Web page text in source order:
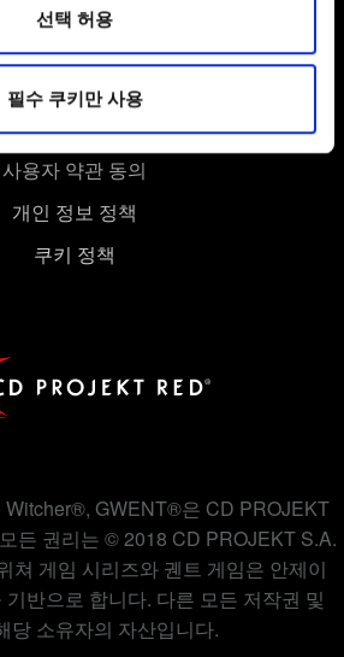
사용됩니다. 예를 들어, 소셜
와 소통할 경우, 사용자의 선호도를
일부를 저희 파트너와 공유할 수도
선택적으로 쿠키를 사용할
의를 구할 것입니다.
인할 수 있습니다.
선택 허용
필수 쿠키만 사용
사용자 약관 동의
개인 정보 정책
쿠키 정책
GWENT®은 CD PROJEKT
든 권리는 © 2018 CD PROJEKT S.A.
쳐 게임 시리즈와 궨트 게임은 안제이
반으로 합니다. 다른 모든 저작권 및
당 소유자의 자산입니다.